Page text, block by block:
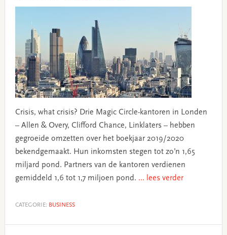
Crisis, what crisis? Drie Magic Circle-kantoren in Londen
– Allen & Overy, Clifford Chance, Linklaters – hebben
gegroeide omzetten over het boekjaar 2019/2020
bekendgemaakt. Hun inkomsten stegen tot zo’n 1,65
miljard pond. Partners van de kantoren verdienen
gemiddeld 1,6 tot 1,7 miljoen pond. ... lees verder
CATEGORIE: BUSINESS